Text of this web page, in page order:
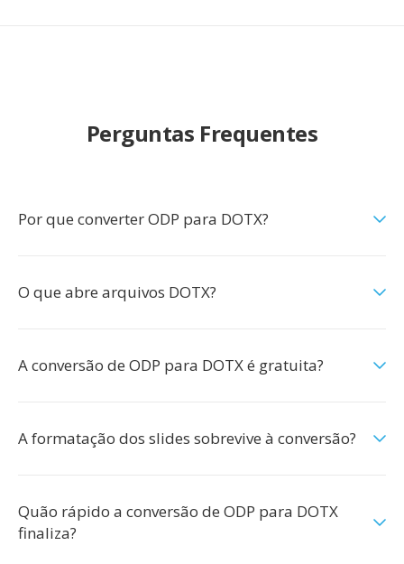
Perguntas Frequentes
Por que converter ODP para DOTX?
O que abre arquivos DOTX?
A conversão de ODP para DOTX é gratuita?
A formatação dos slides sobrevive à conversão?
Quão rápido a conversão de ODP para DOTX
finaliza?